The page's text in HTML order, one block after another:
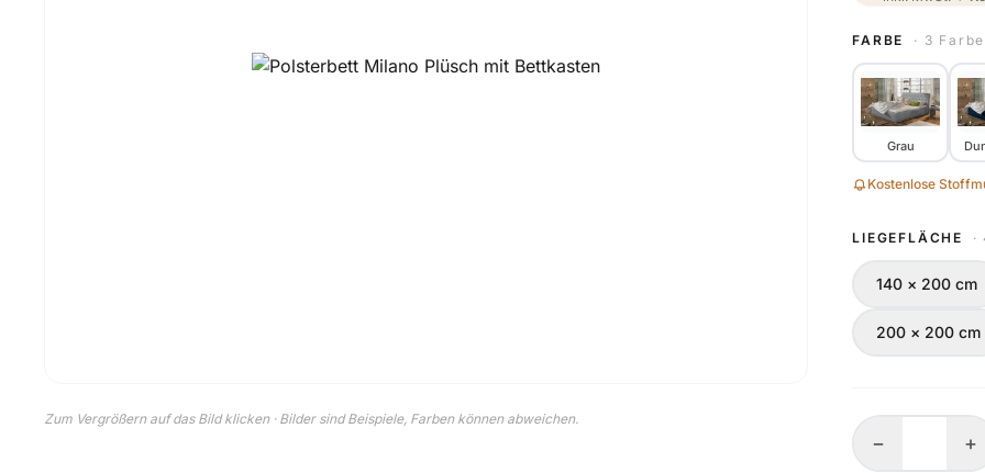
Zum Vergrößern auf das Bild klicken · Bilder sind Beispiele, Farben können abweichen.
FARBE · 3
Grau
Kostenlose
LIEGEFLÄCHE
140 × 200 cm
200 × 200 cm
− +